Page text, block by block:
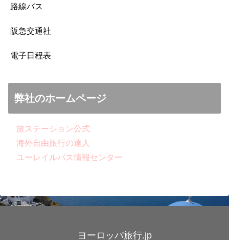
路線バス
阪急交通社
電子日程表
弊社のホームページ
旅ステーション公式
海外自由旅行の達人
ユーレイルパス情報センター
ヨーロッパ旅行.jp